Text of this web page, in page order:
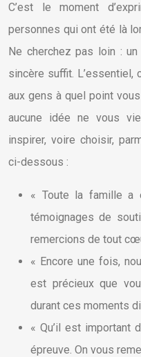
C’est le moment
personnes qui ont été là
Ne cherchez pas loin :
sincère suffit. L’essentiel,
aux gens à quel point
aucune idée ne vous
inspirer, voire choisir,
ci-dessous :
« Toute la famille a
témoignages de
remercions de tout
« Encore une fois,
est précieux que
durant ces moments
« Qu’il est important
épreuve. On vous